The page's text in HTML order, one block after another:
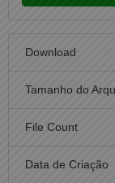
Download
Tamanho do
File Count
Data de Criação